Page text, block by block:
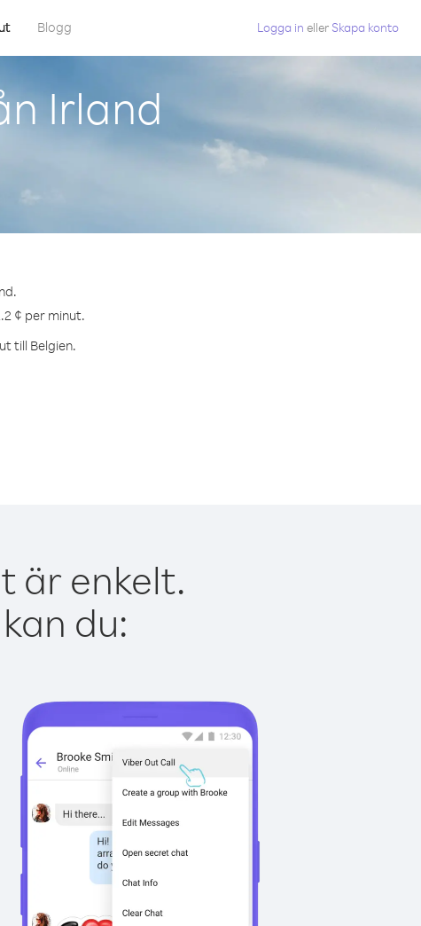
Blogg Logga in eller Skapa konto
Irland
¢ per minut.
till Belgien.
är enkelt.
du: